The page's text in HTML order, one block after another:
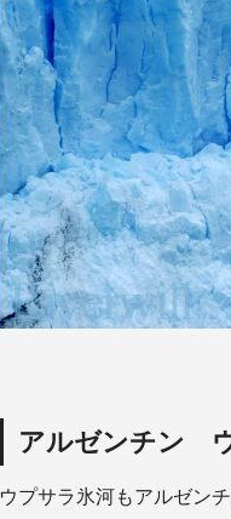
アルゼンチン
ウプサラ氷河もアルゼン